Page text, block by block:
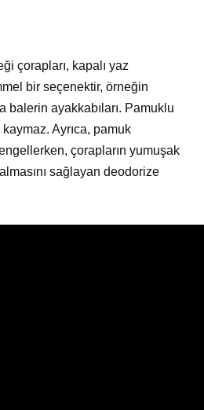
çorapları, kapalı yaz
bir seçenektir, örneğin
balerin ayakkabıları. Pamuklu
Ayrıca, pamuk
engellerken, çorapların yumuşak
sağlayan deodorize